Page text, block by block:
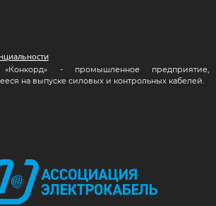
- промышленное предприятие,
на выпуске силовых и контрольных кабелей.